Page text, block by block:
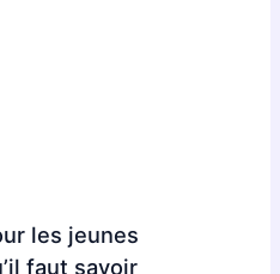
les jeunes
faut savoir